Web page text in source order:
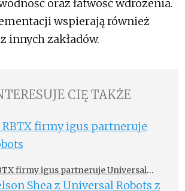
oraz łatwość wdrożenia.
wspierają również
innych zakładów.
CIĘ TAKŻE
firmy igus partneruje Universal